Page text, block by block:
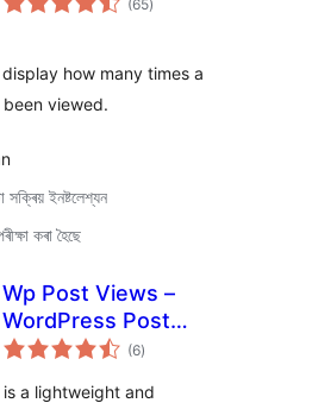
(65মুঠ)
how many times a
viewed.
ইনষ্টলেশ্যন
কৰা হৈছে
Wp Post Views –
WordPress Post
views counter
(6টা
মুঠ)
is a lightweight and